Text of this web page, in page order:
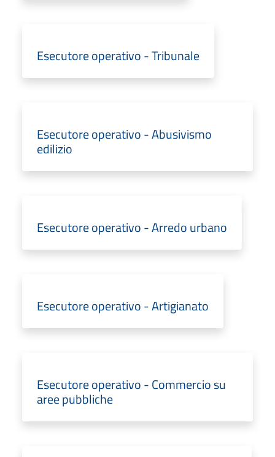
Esecutore operativo - Tribunale
Esecutore operativo - Abusivismo
edilizio
Esecutore operativo - Arredo urbano
Esecutore operativo - Artigianato
Esecutore operativo - Commercio su
aree pubbliche